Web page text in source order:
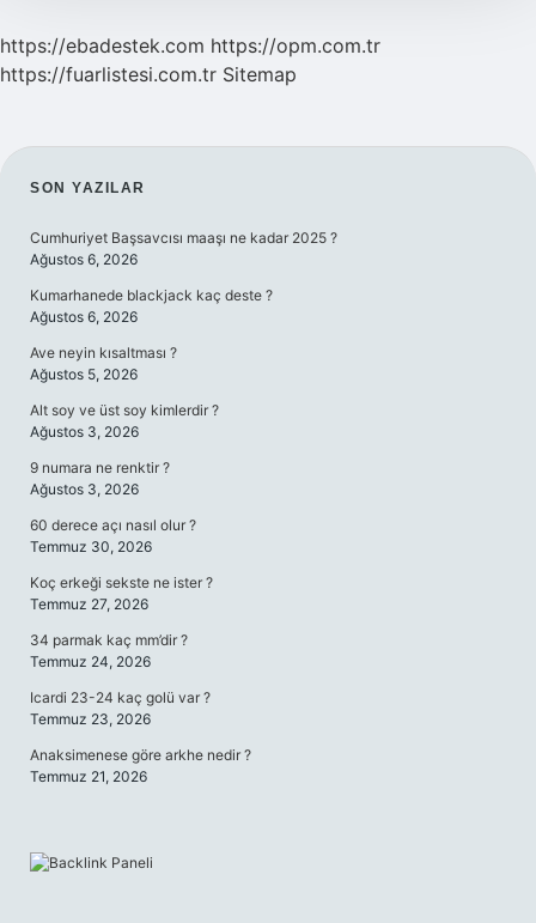
https://ebadestek.com https://opm.com.tr
https://fuarlistesi.com.tr Sitemap
SIDEBAR
SON YAZILAR
Cumhuriyet Başsavcısı maaşı ne kadar 2025 ?
Ağustos 6, 2026
Kumarhanede blackjack kaç deste ?
Ağustos 6, 2026
Ave neyin kısaltması ?
Ağustos 5, 2026
Alt soy ve üst soy kimlerdir ?
Ağustos 3, 2026
9 numara ne renktir ?
Ağustos 3, 2026
60 derece açı nasıl olur ?
Temmuz 30, 2026
Koç erkeği sekste ne ister ?
Temmuz 27, 2026
34 parmak kaç mm’dir ?
Temmuz 24, 2026
Icardi 23-24 kaç golü var ?
Temmuz 23, 2026
Anaksimenese göre arkhe nedir ?
Temmuz 21, 2026